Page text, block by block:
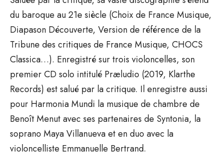
du baroque au 21e siècle (Choix de France Musique,
Diapason Découverte, Version de référence de la
Tribune des critiques de France Musique, CHOCS
Classica…). Enregistré sur trois violoncelles, son
premier CD solo intitulé Præludio (2019, Klarthe
Records) est salué par la critique. Il enregistre aussi
pour Harmonia Mundi la musique de chambre de
Benoît Menut avec ses partenaires de Syntonia, la
soprano Maya Villanueva et en duo avec la
violoncelliste Emmanuelle Bertrand.